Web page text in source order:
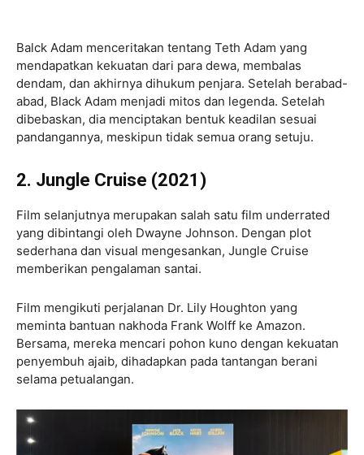
Balck Adam menceritakan tentang Teth Adam yang
mendapatkan kekuatan dari para dewa, membalas
dendam, dan akhirnya dihukum penjara. Setelah berabad-
abad, Black Adam menjadi mitos dan legenda. Setelah
dibebaskan, dia menciptakan bentuk keadilan sesuai
pandangannya, meskipun tidak semua orang setuju.
2. Jungle Cruise (2021)
Film selanjutnya merupakan salah satu film underrated
yang dibintangi oleh Dwayne Johnson. Dengan plot
sederhana dan visual mengesankan, Jungle Cruise
memberikan pengalaman santai.
Film mengikuti perjalanan Dr. Lily Houghton yang
meminta bantuan nakhoda Frank Wolff ke Amazon.
Bersama, mereka mencari pohon kuno dengan kekuatan
penyembuh ajaib, dihadapkan pada tantangan berani
selama petualangan.